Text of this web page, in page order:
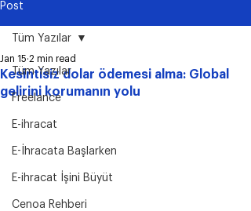
Post
Tüm Yazılar
Freelance
E-ihracat
E-İhracata Başlarken
E-ihracat İşini Büyüt
Cenoa Rehberi
Tüm Yazılar
Kesintisiz dolar ödemesi alma: Global
gelirini korumanın yolu
Jan 15 2 min read